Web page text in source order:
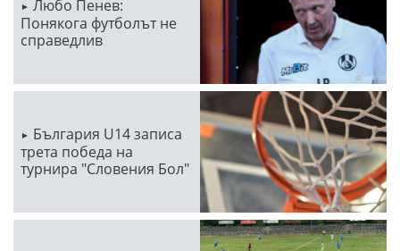
Любо Пенев:
Понякога футболът не
справедлив
България U14 записа
трета победа на
турнира "Словения Бол"